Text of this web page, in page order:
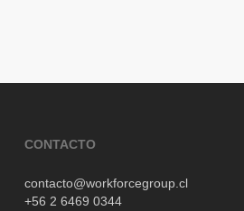
CONTACTO
contacto@workforcegroup.cl
+56 2 6469 0344